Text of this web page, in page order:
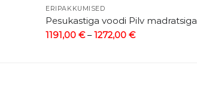
ERIPAKKUMISED
Pesukastiga voodi Pilv madratsiga
1191,00€ – 1272,00€Price